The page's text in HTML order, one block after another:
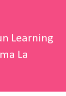
Learning
La